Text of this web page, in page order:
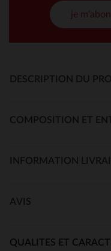
je
DESCRIPTION DU
COMPOSITION ET
INFORMATION
AVIS
QUALITES ET